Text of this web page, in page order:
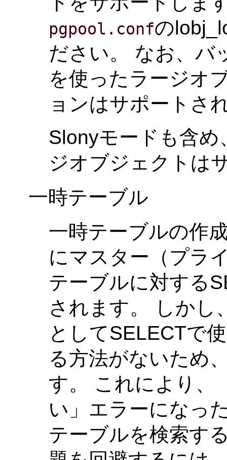
pgpool.confの
ださい。 なお、バ
を使ったラージオ
ョンはサポートさ
Slonyモードも含
ジオブジェクトは
一時テーブル
一時テーブルの作
にマスター（プラ
テーブルに対する
されます。 しかし
としてSELECTで
る方法がないため
す。 これにより、
い」エラーになっ
テーブルを検索す